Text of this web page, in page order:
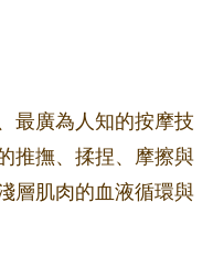
最廣為人知的按摩技
推撫、揉捏、摩擦與
層肌肉的血液循環與